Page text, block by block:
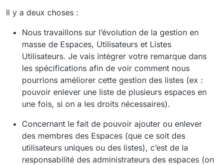
Il y a deux choses :
Nous travaillons sur l’évolution de la gestion en
masse de Espaces, Utilisateurs et Listes
Utilisateurs. Je vais intégrer votre remarque dans
les spécifications afin de voir comment nous
pourrions améliorer cette gestion des listes (ex :
pouvoir enlever une liste de plusieurs espaces en
une fois, si on a les droits nécessaires).
Concernant le fait de pouvoir ajouter ou enlever
des membres des Espaces (que ce soit des
utilisateurs uniques ou des listes), c’est de la
responsabilité des administrateurs des espaces (on